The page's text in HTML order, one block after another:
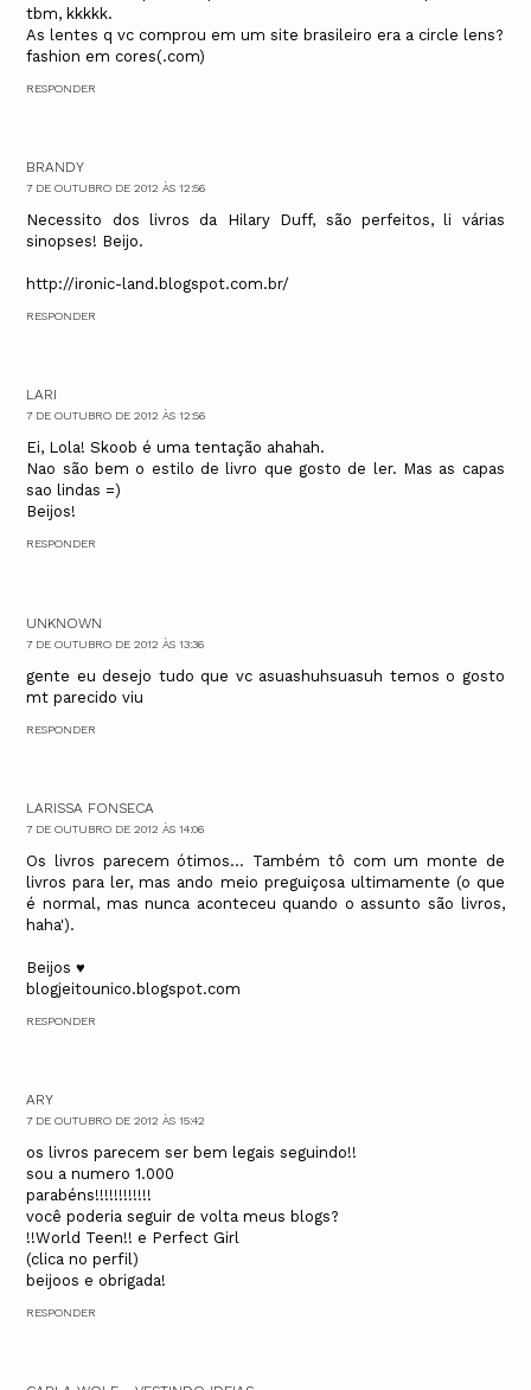
tbm, kkkkk.
As lentes q vc comprou em um site brasileiro era a circle lens?
fashion em cores(.com)
RESPONDER
BRANDY
7 DE OUTUBRO DE 2012 ÀS 12:56
Necessito dos livros da Hilary Duff, são perfeitos, li várias
sinopses! Beijo.
http://ironic-land.blogspot.com.br/
RESPONDER
LARI
7 DE OUTUBRO DE 2012 ÀS 12:56
Ei, Lola! Skoob é uma tentação ahahah.
Nao são bem o estilo de livro que gosto de ler. Mas as capas
sao lindas =)
Beijos!
RESPONDER
UNKNOWN
7 DE OUTUBRO DE 2012 ÀS 13:36
gente eu desejo tudo que vc asuashuhsuasuh temos o gosto
mt parecido viu
RESPONDER
LARISSA FONSECA
7 DE OUTUBRO DE 2012 ÀS 14:06
Os livros parecem ótimos... Também tô com um monte de
livros para ler, mas ando meio preguiçosa ultimamente (o que
é normal, mas nunca aconteceu quando o assunto são livros,
haha').
Beijos ♥
blogjeitounico.blogspot.com
RESPONDER
ARY
7 DE OUTUBRO DE 2012 ÀS 15:42
os livros parecem ser bem legais seguindo!!
sou a numero 1.000
parabéns!!!!!!!!!!!!
você poderia seguir de volta meus blogs?
!!World Teen!! e Perfect Girl
(clica no perfil)
beijoos e obrigada!
RESPONDER